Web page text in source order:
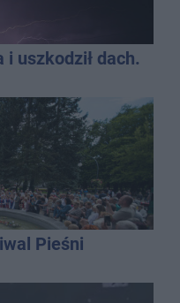
i uszkodził dach.
Pieśni